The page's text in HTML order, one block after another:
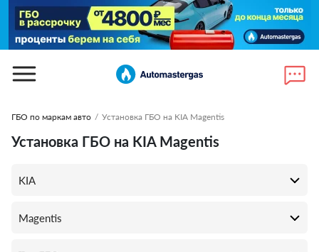
ГБО по маркам авто / Установка ГБО на KIA Magentis
Установка ГБО на KIA Magentis